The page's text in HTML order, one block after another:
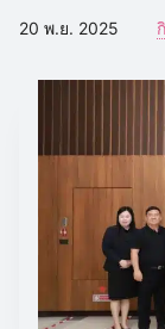
20 พ.ย. 2025